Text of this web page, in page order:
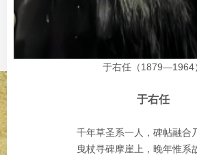
于右任（1879—1964
于右任
千年草圣系一人，碑帖融合
曳杖寻碑摩崖上，晚年惟系